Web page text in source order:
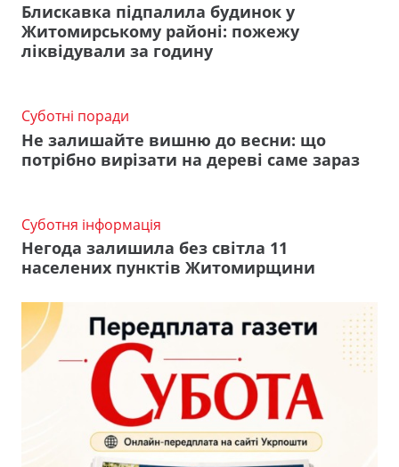
Блискавка підпалила будинок у
Житомирському районі: пожежу
ліквідували за годину
Суботні поради
Не залишайте вишню до весни: що
потрібно вирізати на дереві саме зараз
Суботня інформація
Негода залишила без світла 11
населених пунктів Житомирщини